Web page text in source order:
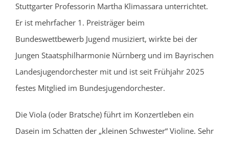
Stuttgarter Professorin Martha Klimassara unterrichtet.
Er ist mehrfacher 1. Preisträger beim
Bundeswettbewerb Jugend musiziert, wirkte bei der
Jungen Staatsphilharmonie Nürnberg und im Bayrischen
Landesjugendorchester mit und ist seit Frühjahr 2025
festes Mitglied im Bundesjugendorchester.
Die Viola (oder Bratsche) führt im Konzertleben ein
Dasein im Schatten der „kleinen Schwester“ Violine. Sehr